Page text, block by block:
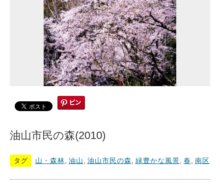
油山市民の森(2010)
タグ 山・森林 油山 油山市民の森 緑豊かな風景 春 南区